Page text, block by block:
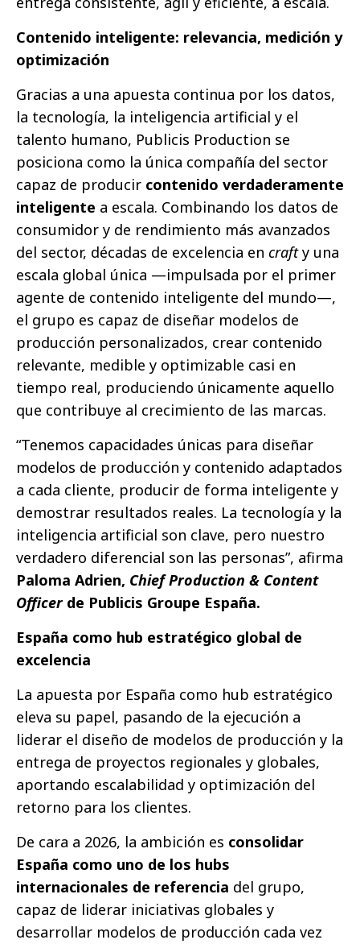
Contenido inteligente: relevancia, medición y
optimización
Gracias a una apuesta continua por los datos,
la tecnología, la inteligencia artificial y el
talento humano, Publicis Production se
posiciona como la única compañía del sector
capaz de producir contenido verdaderamente
inteligente a escala. Combinando los datos de
consumidor y de rendimiento más avanzados
del sector, décadas de excelencia en crafty una
escala global única —impulsada por el primer
agente de contenido inteligente del mundo—,
el grupo es capaz de diseñar modelos de
producción personalizados, crear contenido
relevante, medible y optimizable casi en
tiempo real, produciendo únicamente aquello
que contribuye al crecimiento de las marcas.
“Tenemos capacidades únicas para diseñar
modelos de producción y contenido adaptados
a cada cliente, producir de forma inteligente y
demostrar resultados reales. La tecnología y la
inteligencia artificial son clave, pero nuestro
verdadero diferencial son las personas”, afirma
Paloma Adrien, Chief Production & Content
Officerde Publicis Groupe España.
España como hub estratégico global de
excelencia
La apuesta por España como hub estratégico
eleva su papel, pasando de la ejecución a
liderar el diseño de modelos de producción y la
entrega de proyectos regionales y globales,
aportando escalabilidad y optimización del
retorno para los clientes.
De cara a 2026, la ambición es consolidar
España como uno de los hubs
internacionales de referencia del grupo,
capaz de liderar iniciativas globales y
desarrollar modelos de producción cada vez